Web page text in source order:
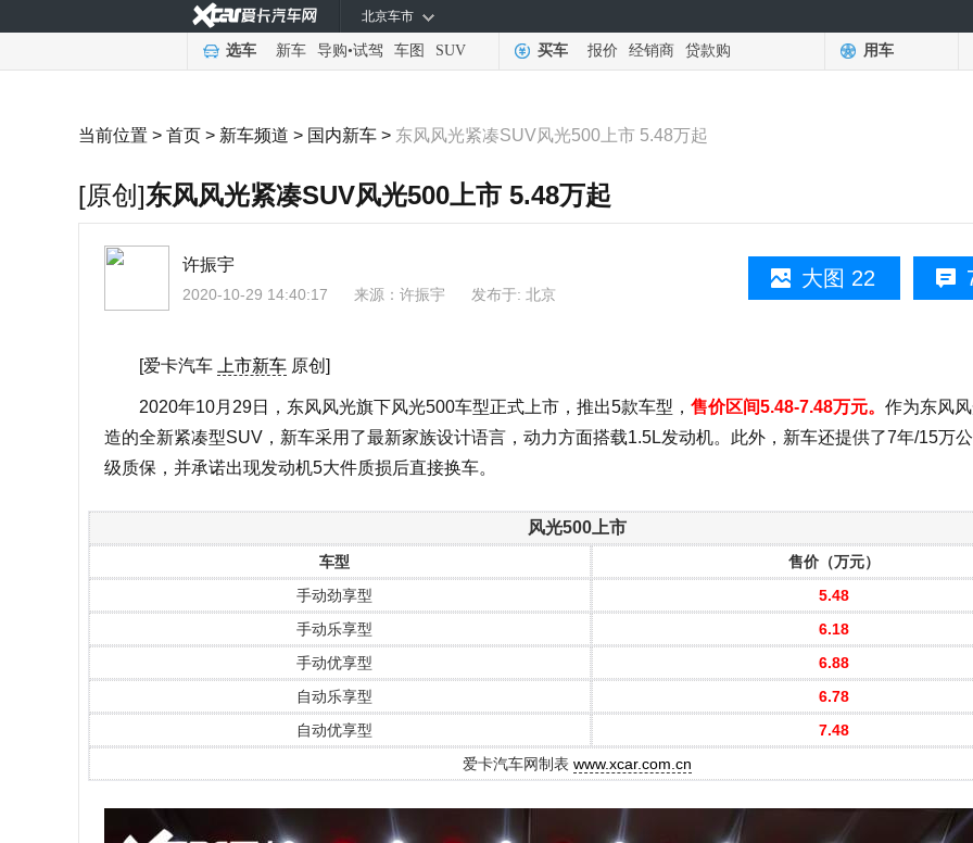
北京车市
选车 新车 导购•试驾 车图 SUV 买车 报价 经销商 贷款购 用车
当前位置 > 首页 > 新车频道 > 国内新车 > 东风风光紧凑SUV风光500上市 5.48万起
[原创]东风风光紧凑SUV风光500上市 5.48万起
大图 22
许振宇
2020-10-29 14:40:17 来源： 许振宇 发布于: 北京
[爱卡汽车 上市新车 原创]
2020年10月29日，东风风光旗下风光500车型正式上市，推出5款车型， 售价区间5.48-7.48万元。 作为东风
造的全新紧凑型SUV，新车采用了最新家族设计语言，动力方面搭载1.5L发动机。此外，新车还提供了7年/15万
级质保，并承诺出现发动机5大件质损后直接换车。
风光500上市
车型
售价（万元）
手动劲享型
5.48
手动乐享型
6.18
手动优享型
6.88
自动乐享型
6.78
自动优享型
7.48
爱卡汽车网制表 www.xcar.com.cn